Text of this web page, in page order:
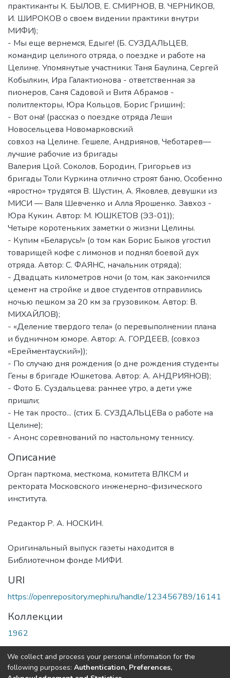
практиканты К. БЫЛОВ, Е. СМИРНОВ, В. ЧЕРНИКОВ,
И. ШИРОКОВ о своем видении практики внутри
МИФИ);
- Мы еще вернемся, Едыге! (Б. СУЗДАЛЬЦЕВ,
командир целиного отряда, о поездке и работе на
Целине. Упомянутые участники: Таня Баулина, Сергей
Кобылкин, Ира Галактионова - ответственная за
пионеров, Саня Садовой и Витя Абрамов -
политлекторы, Юра Кольцов, Борис Гришин);
- Вот она! (рассказ о поездке отряда Леши
Новосельцева Новомарковский
совхоз на Целине. Гешеле, Андриянов, Чеботарев—
лучшие рабочие из бригады
Валерия Цой. Соколов, Бородин, Григорьев из
бригады Толи Куркина отлично строят баню, Особенно
«яростно» трудятся В. Шустин, А. Яковлев, девушки из
МИСИ — Валя Шевченко и Алла Ярошенко. Завхоз -
Юра Кукин. Автор: М. ЮШКЕТОВ (ЭЗ-01));
Четыре коротеньких заметки о жизни Целины.
- Купим «Беларусь!» (о том как Борис Быков угостил
товарищей кофе с лимонов и поднял боевой дух
отряда. Автор: С. ФАЯНС, начальник отряда);
- Двадцать километров ночи (о том, как закончился
цемент на стройке и двое студентов отправились
ночью пешком за 20 км за грузовиком. Автор: В.
МИХАЙЛОВ);
- «Деление твердого тела» (о перевыполнении плана
и будничном юморе. Автор: А. ГОРДЕЕВ, (совхоз
«Ерейментауский»));
- По случаю дня рождения (о дне рождения студенты
Гены в бригаде Юшкетова. Автор: А. АНДРИЯНОВ);
- Фото Б. Суздальцева: раннее утро, a дети уже
пришли;
- Не так просто... (стих Б. СУЗДАЛЬЦЕВа о работе на
Целине);
- Анонс соревнований по настольному теннису.
Описание
Орган парткома, месткома, комитета ВЛКСМ и
ректората Московского инженерно-физического
института.
Редактор Р. А. НОСКИН.
Оригинальный выпуск газеты находится в
Библиотечном фонде МИФИ.
URI
https://openrepository.mephi.ru/handle/123456789/16141
Коллекции
1962
Полная страница элемента
We collect and process your personal information for the
following purposes: Authentication, Preferences,